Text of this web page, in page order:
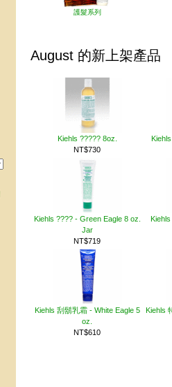
護髮系列
August 的新上架產品
Kiehls ????? 8oz.
NT$730
Kiehls ???? - Green Eagle 8 oz.
Jar
NT$719
Kiehls 刮鬍乳霜 - White Eagle 5
oz.
NT$610
Kiehls